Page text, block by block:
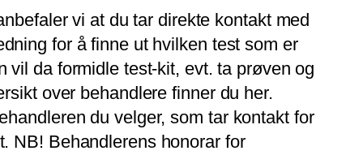
vi at du tar direkte kontakt med
for å finne ut hvilken test som er
vil da formidle test-kit, evt. ta prøven og
over behandlere finner du her.
du velger, som tar kontakt for
NB! Behandlerens honorar for